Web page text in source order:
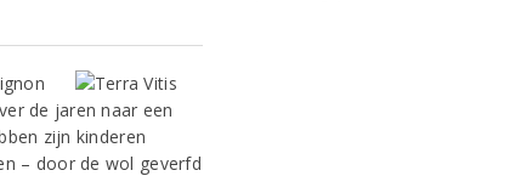
de jaren naar een
zijn kinderen
– door de wol geverfd